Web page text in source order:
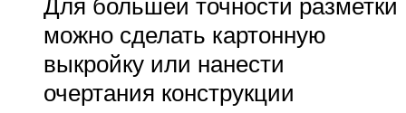
можно сделать картонную
выкройку или нанести
очертания конструкции